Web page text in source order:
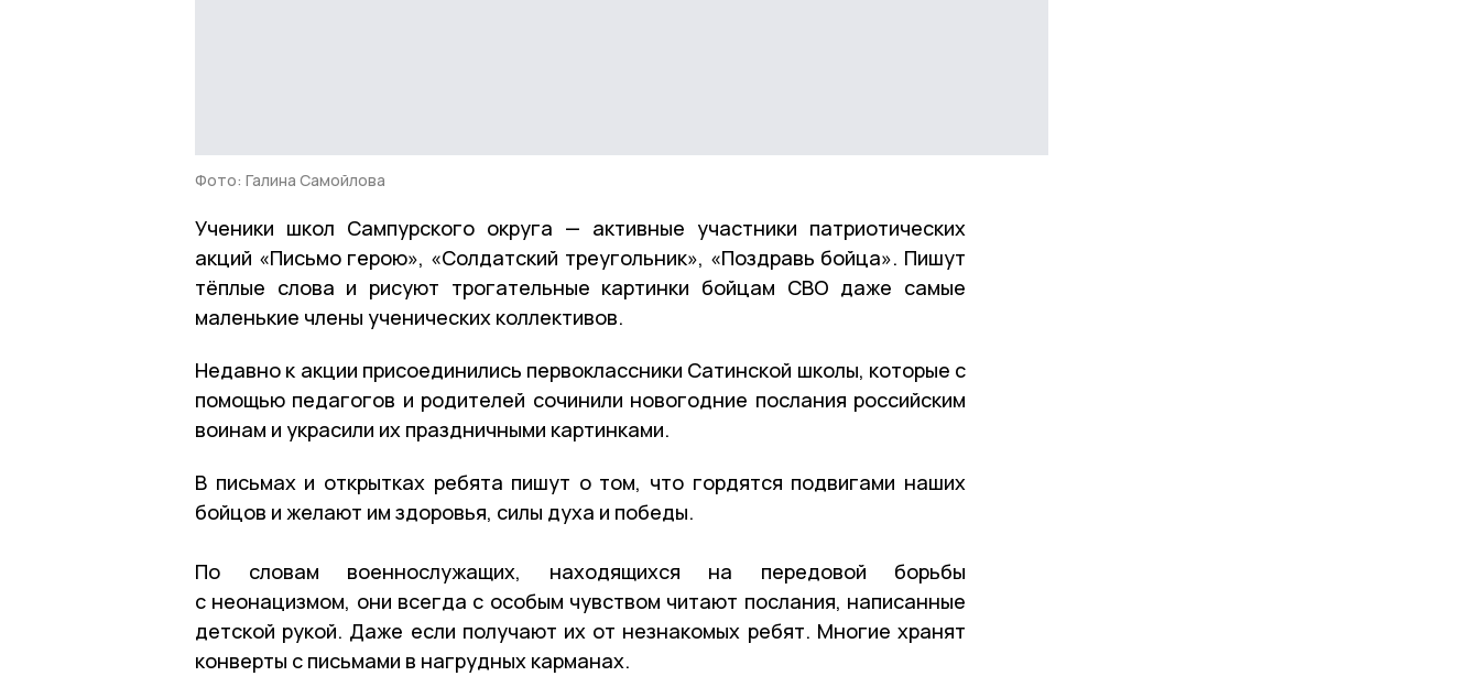
Фото: Галина Самойлова
Ученики школ Сампурского округа — активные участники патриотических
акций «Письмо герою», «Солдатский треугольник», «Поздравь бойца». Пишут
тёплые слова и рисуют трогательные картинки бойцам СВО даже самые
маленькие члены ученических коллективов.
Недавно к акции присоединились первоклассники Сатинской школы, которые с
помощью педагогов и родителей сочинили новогодние послания российским
воинам и украсили их праздничными картинками.
В письмах и открытках ребята пишут о том, что гордятся подвигами наших
бойцов и желают им здоровья, силы духа и победы.
По словам военнослужащих, находящихся на передовой борьбы
с неонацизмом, они всегда с особым чувством читают послания, написанные
детской рукой. Даже если получают их от незнакомых ребят. Многие хранят
конверты с письмами в нагрудных карманах.